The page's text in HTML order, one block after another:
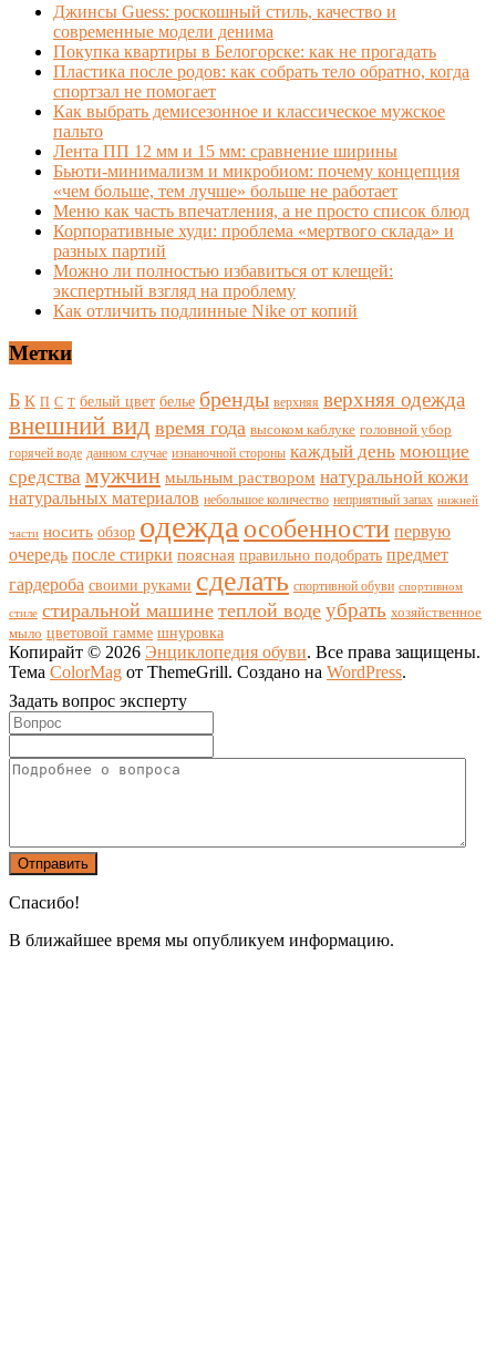
Джинсы Guess: роскошный стиль, качество и
современные модели денима
Покупка квартиры в Белогорске: как не прогадать
Пластика после родов: как собрать тело обратно, когда
спортзал не помогает
Как выбрать демисезонное и классическое мужское
пальто
Лента ПП 12 мм и 15 мм: сравнение ширины
Бьюти-минимализм и микробиом: почему концепция
«чем больше, тем лучше» больше не работает
Меню как часть впечатления, а не просто список блюд
Корпоративные худи: проблема «мертвого склада» и
разных партий
Можно ли полностью избавиться от клещей:
экспертный взгляд на проблему
Как отличить подлинные Nike от копий
Метки
Б К П С Т белый цвет белье бренды верхняя верхняя одежда
внешний вид время года высоком каблуке головной убор
горячей воде данном случае изнаночной стороны каждый день моющие
средства мужчин мыльным раствором натуральной кожи
натуральных материалов небольшое количество неприятный запах нижней
части носить обзор одежда особенности первую
очередь после стирки поясная правильно подобрать предмет
гардероба своими руками сделать спортивной обуви спортивном
стиле стиральной машине теплой воде убрать хозяйственное
мыло цветовой гамме шнуровка
Копирайт © 2026 Энциклопедия обуви. Все права защищены.
Тема ColorMag от ThemeGrill. Создано на WordPress.
Задать вопрос эксперту
Спасибо!
В ближайшее время мы опубликуем информацию.